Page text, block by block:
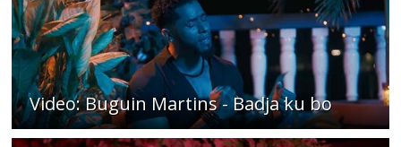
Video: Buguin Martins - Badja ku bo